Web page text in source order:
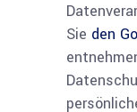
Sie den